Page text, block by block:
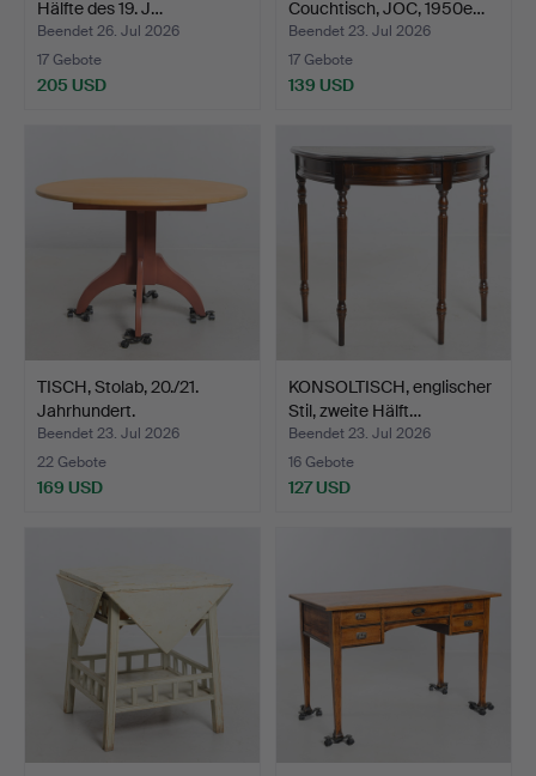
Hälfte des 19. J…
Beendet 26. Jul 2026
17 Gebote
205 USD
Couchtisch, JOC, 1950e…
Beendet 23. Jul 2026
17 Gebote
139 USD
TISCH, Stolab, 20./21.
Jahrhundert.
Beendet 23. Jul 2026
22 Gebote
169 USD
KONSOLTISCH, englischer
Stil, zweite Hälft…
Beendet 23. Jul 2026
16 Gebote
127 USD